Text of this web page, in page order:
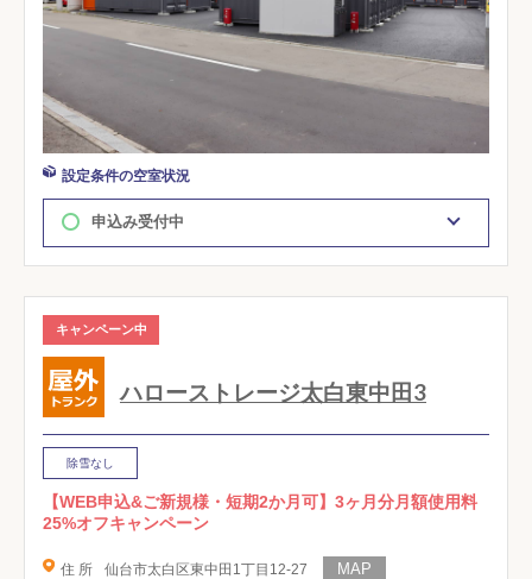
設定条件の空室状況
申込み受付中
キャンペーン中
ハローストレージ太白東中田3
除雪なし
【WEB申込&ご新規様・短期2か月可】3ヶ月分月額使用料
25%オフキャンペーン
住 所 仙台市太白区東中田1丁目12-27